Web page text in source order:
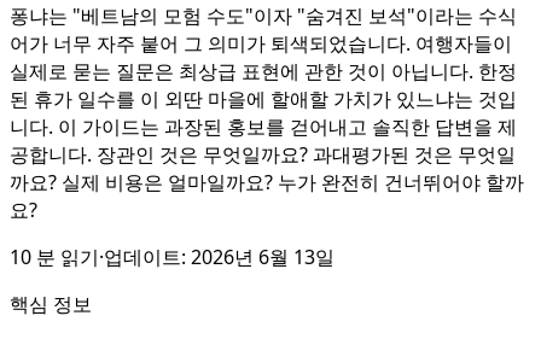
퐁냐는 "베트남의 모험 수도"이자 "숨겨진 보석"이라는 수식
어가 너무 자주 붙어 그 의미가 퇴색되었습니다. 여행자들이
실제로 묻는 질문은 최상급 표현에 관한 것이 아닙니다. 한정
된 휴가 일수를 이 외딴 마을에 할애할 가치가 있느냐는 것입
니다. 이 가이드는 과장된 홍보를 걷어내고 솔직한 답변을 제
공합니다. 장관인 것은 무엇일까요? 과대평가된 것은 무엇일
까요? 실제 비용은 얼마일까요? 누가 완전히 건너뛰어야 할까
요?
10 분 읽기·업데이트: 2026년 6월 13일
핵심 정보